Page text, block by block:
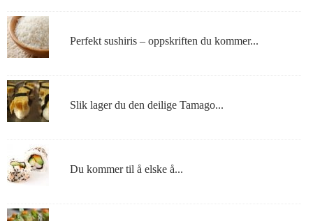
Perfekt sushiris – oppskriften du kommer...
Slik lager du den deilige Tamago...
Du kommer til å elske å...